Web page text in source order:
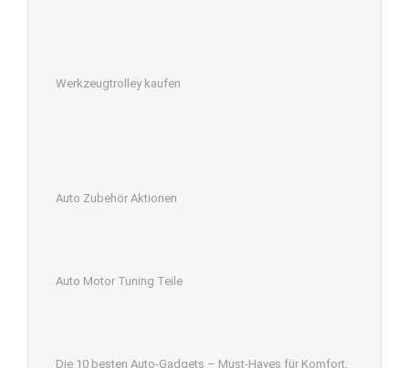
Werkzeugtrolley kaufen
Auto Zubehör Aktionen
Auto Motor Tuning Teile
Die 10 besten Auto-Gadgets – Must-Haves für Komfort,